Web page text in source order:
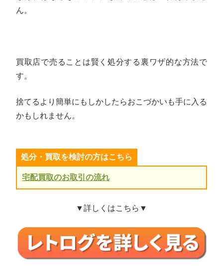
ん。
買取店で売ることは賢く処分する裏ワザ的な方法で
す。
捨てるより簡単にもしかしたらおこづかいも手に入る
かもしれません。
処分・買取を検討の方はこちら
宅配買取のお取引の流れ
▼詳しくはこちら▼